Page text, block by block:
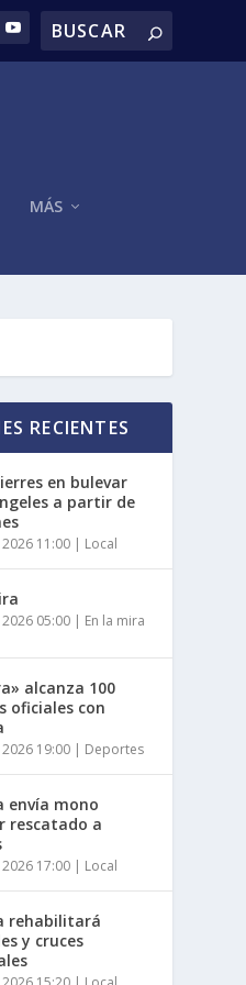
MÁS
RECIENTES
en bulevar
a partir de
11:00 | Local
05:00 | En la mira
alcanza 100
oficiales con
19:00 | Deportes
envía mono
rescatado a
17:00 | Local
rehabilitará
y cruces